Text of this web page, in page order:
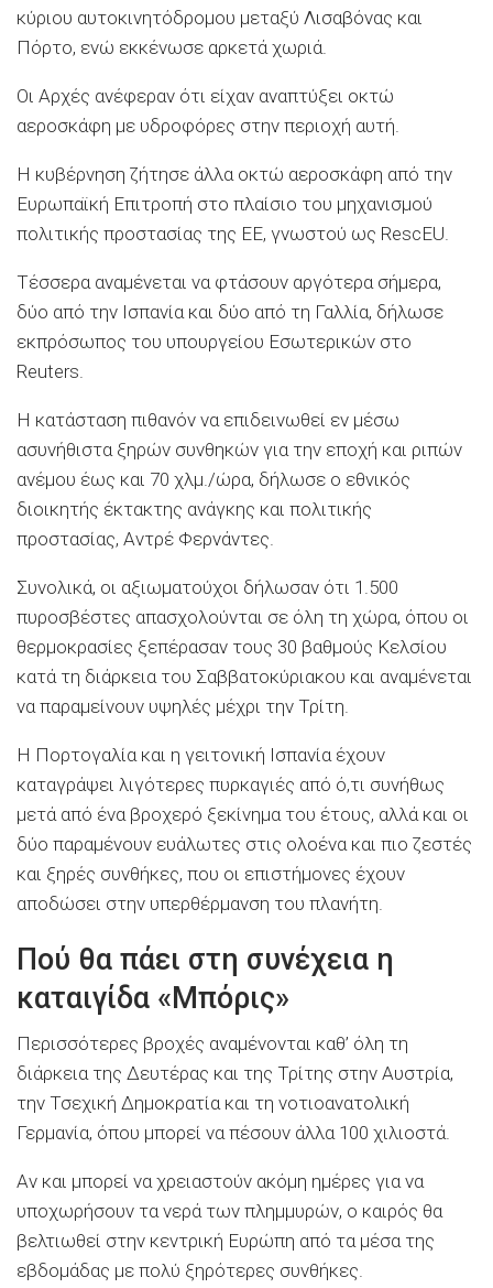
κύριου αυτοκινητόδρομου μεταξύ Λισαβόνας και
Πόρτο, ενώ εκκένωσε αρκετά χωριά.
Οι Αρχές ανέφεραν ότι είχαν αναπτύξει οκτώ
αεροσκάφη με υδροφόρες στην περιοχή αυτή.
Η κυβέρνηση ζήτησε άλλα οκτώ αεροσκάφη από την
Ευρωπαϊκή Επιτροπή στο πλαίσιο του μηχανισμού
πολιτικής προστασίας της ΕΕ, γνωστού ως RescEU.
Τέσσερα αναμένεται να φτάσουν αργότερα σήμερα,
δύο από την Ισπανία και δύο από τη Γαλλία, δήλωσε
εκπρόσωπος του υπουργείου Εσωτερικών στο
Reuters.
Η κατάσταση πιθανόν να επιδεινωθεί εν μέσω
ασυνήθιστα ξηρών συνθηκών για την εποχή και ριπών
ανέμου έως και 70 χλμ./ώρα, δήλωσε ο εθνικός
διοικητής έκτακτης ανάγκης και πολιτικής
προστασίας, Αντρέ Φερνάντες.
Συνολικά, οι αξιωματούχοι δήλωσαν ότι 1.500
πυροσβέστες απασχολούνται σε όλη τη χώρα, όπου οι
θερμοκρασίες ξεπέρασαν τους 30 βαθμούς Κελσίου
κατά τη διάρκεια του Σαββατοκύριακου και αναμένεται
να παραμείνουν υψηλές μέχρι την Τρίτη.
Η Πορτογαλία και η γειτονική Ισπανία έχουν
καταγράψει λιγότερες πυρκαγιές από ό,τι συνήθως
μετά από ένα βροχερό ξεκίνημα του έτους, αλλά και οι
δύο παραμένουν ευάλωτες στις ολοένα και πιο ζεστές
και ξηρές συνθήκες, που οι επιστήμονες έχουν
αποδώσει στην υπερθέρμανση του πλανήτη.
Πού θα πάει στη συνέχεια η
καταιγίδα «Μπόρις»
Περισσότερες βροχές αναμένονται καθ’ όλη τη
διάρκεια της Δευτέρας και της Τρίτης στην Αυστρία,
την Τσεχική Δημοκρατία και τη νοτιοανατολική
Γερμανία, όπου μπορεί να πέσουν άλλα 100 χιλιοστά.
Αν και μπορεί να χρειαστούν ακόμη ημέρες για να
υποχωρήσουν τα νερά των πλημμυρών, ο καιρός θα
βελτιωθεί στην κεντρική Ευρώπη από τα μέσα της
εβδομάδας με πολύ ξηρότερες συνθήκες.